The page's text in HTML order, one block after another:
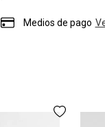
Medios de pago